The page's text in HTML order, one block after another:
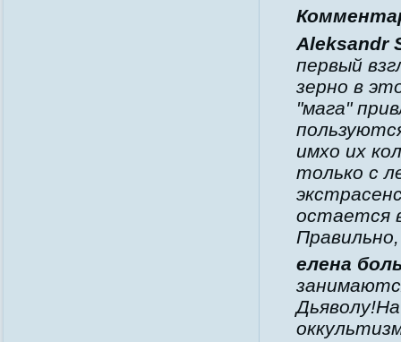
Aleksandr
первый
зерно в
"мага"
имхо их
только с
остается
елена